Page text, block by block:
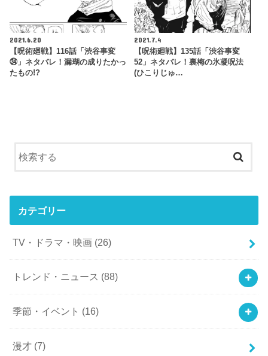
2021.6.20
【呪術廻戦】116話「渋谷事変
㉞」ネタバレ！漏瑚の成りたかっ
たもの!?
2021.7.4
【呪術廻戦】135話「渋谷事変
52」ネタバレ！裏梅の氷凝呪法
(ひこりじゅ…
カテゴリー
TV・ドラマ・映画 (26)
トレンド・ニュース (88)
季節・イベント (16)
漫才 (7)